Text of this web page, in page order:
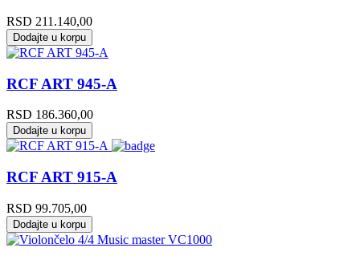
RSD 211.140,00
Dodajte u korpu
RCF ART 945-A
RSD 186.360,00
Dodajte u korpu
RCF ART 915-A
RSD 99.705,00
Dodajte u korpu